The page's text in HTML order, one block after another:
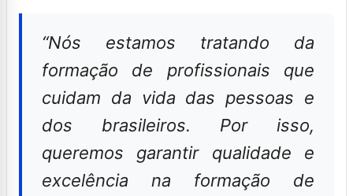
“Nós estamos tratando da
formação de profissionais que
cuidam da vida das pessoas e
dos brasileiros. Por isso,
queremos garantir qualidade e
excelência na formação de